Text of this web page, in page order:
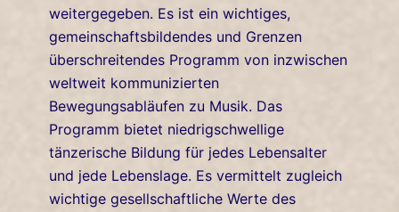
weitergegeben. Es ist ein wichtiges,
gemeinschaftsbildendes und Grenzen
überschreitendes Programm von inzwischen
weltweit kommunizierten
Bewegungsabläufen zu Musik. Das
Programm bietet niedrigschwellige
tänzerische Bildung für jedes Lebensalter
und jede Lebenslage. Es vermittelt zugleich
wichtige gesellschaftliche Werte des